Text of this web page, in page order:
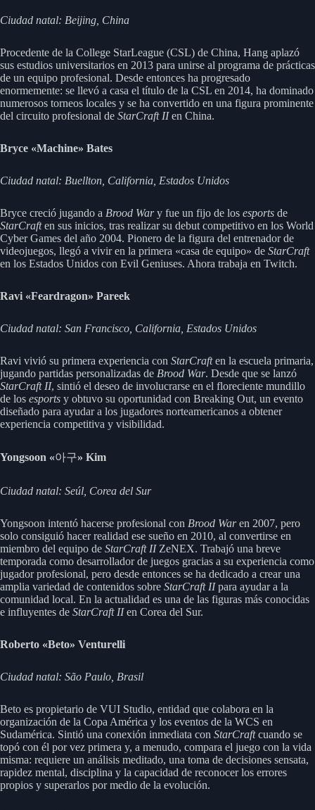
Ciudad natal: Beijing, China
Procedente de la College StarLeague (CSL) de China, Hang aplazó
sus estudios universitarios en 2013 para unirse al programa de prácticas
de un equipo profesional. Desde entonces ha progresado
enormemente: se llevó a casa el título de la CSL en 2014, ha dominado
numerosos torneos locales y se ha convertido en una figura prominente
del circuito profesional de StarCraft IIen China.
Bryce «Machine» Bates
Ciudad natal: Buellton, California, Estados Unidos
Bryce creció jugando a Brood Wary fue un fijo de los esports de
StarCraften sus inicios, tras realizar su debut competitivo en los World
Cyber Games del año 2004. Pionero de la figura del entrenador de
videojuegos, llegó a vivir en la primera «casa de equipo» de StarCraft
en los Estados Unidos con Evil Geniuses. Ahora trabaja en Twitch.
Ravi «Feardragon» Pareek
Ciudad natal: San Francisco, California, Estados Unidos
Ravi vivió su primera experiencia con StarCraften la escuela primaria,
jugando partidas personalizadas de Brood War. Desde que se lanzó
StarCraft II, sintió el deseo de involucrarse en el floreciente mundillo
de los esports y obtuvo su oportunidad con Breaking Out, un evento
diseñado para ayudar a los jugadores norteamericanos a obtener
experiencia competitiva y visibilidad.
Yongsoon «아구» Kim
Ciudad natal: Seúl, Corea del Sur
Yongsoon intentó hacerse profesional con Brood Waren 2007, pero
solo consiguió hacer realidad ese sueño en 2010, al convertirse en
miembro del equipo de StarCraft IIZeNEX. Trabajó una breve
temporada como desarrollador de juegos gracias a su experiencia como
jugador profesional, pero desde entonces se ha dedicado a crear una
amplia variedad de contenidos sobre StarCraft IIpara ayudar a la
comunidad local. En la actualidad es una de las figuras más conocidas
e influyentes de StarCraft IIen Corea del Sur.
Roberto «Beto» Venturelli
Ciudad natal: São Paulo, Brasil
Beto es propietario de VUI Studio, entidad que colabora en la
organización de la Copa América y los eventos de la WCS en
Sudamérica. Sintió una conexión inmediata con StarCraftcuando se
topó con él por vez primera y, a menudo, compara el juego con la vida
misma: requiere un análisis meditado, una toma de decisiones sensata,
rapidez mental, disciplina y la capacidad de reconocer los errores
propios y superarlos por medio de la evolución.